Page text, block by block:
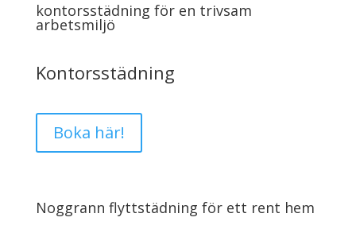
kontorsstädning för en trivsam
arbetsmiljö
Kontorsstädning
Boka här!
Noggrann flyttstädning för ett rent hem